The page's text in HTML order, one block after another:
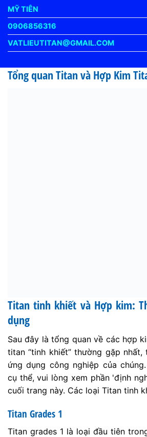
MỸ TIÊN
0906856316
VATLIEUTITAN@GMAIL.COM
Tổng quan Titan và Hợp Kim
Titan tinh khiết và Hợp kim:
dụng
Sau đây là tổng quan về các hợp
titan “tinh khiết” thường gặp
ứng dụng công nghiệp của
cụ thể, vui lòng xem phần 'định
cuối trang này. Các loại Titan tinh
Titan Grades 1
Titan grades 1 là loại đầu tiên